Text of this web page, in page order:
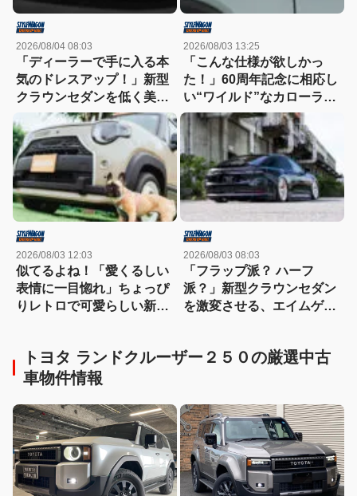
2026/08/04 08:03
「ディーラーで手に入る本
気のドレスアップ！」新型
クラウンセダンを低く美し
く魅せるモデリスタの流儀
2026/08/03 13:25
「こんな仕様が欲しかっ
た！」60周年記念に相応し
い“ワイルド”なカローラク
ロスは366万3000円〜
2026/08/03 12:03
似てるよね！「愛くるしい
表情に一目惚れ」ちょっぴ
りレトロで可愛らしい新型
2026/08/03 08:03
「フラップ派？ ハーフ
派？」新型クラウンセダン
を激変させる、エイムゲイ
トヨタ ランドクルーザー２５０の厳選中古
車物件情報